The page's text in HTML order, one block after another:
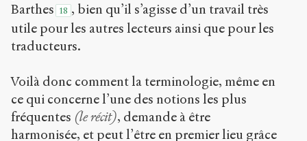
Barthes 18 , bien qu’il s’agisse d’un travail très
utile pour les autres lecteurs ainsi que pour les
traducteurs.
Voilà donc comment la terminologie, même en
ce qui concerne l’une des notions les plus
fréquentes (le récit), demande à être
harmonisée, et peut l’être en premier lieu grâce